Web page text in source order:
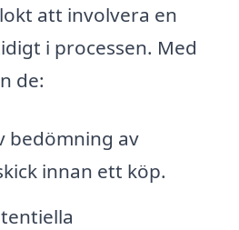
att involvera en
i processen. Med
de:
bedömning av
innan ett köp.